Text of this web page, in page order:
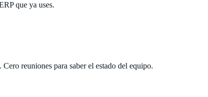
que ya uses.
reuniones para saber el estado del equipo.